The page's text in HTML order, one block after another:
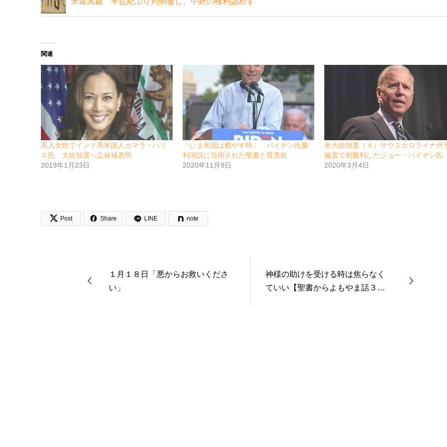
関連
黒人女性でインド系米国人カマラ・ハリ
ス氏 大統領選へ立候補表明
2019年1月23日
「いま米国は癒やす時」 バイデン氏勝
利演説に引用された聖書と賛美歌
2020年11月9日
米大統領選（４）サウスカロライナ州
備選で初勝利したジョー・バイデン氏
2020年3月4日
 Post  Share LINE note
１月１８日「悪からお救いくださ
い」
神様の助けを受ける時は焦らなく
ていい【聖書からよもやま話３１